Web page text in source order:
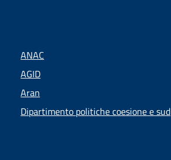
ANAC
AGID
Aran
Dipartimento politiche coesione e sud